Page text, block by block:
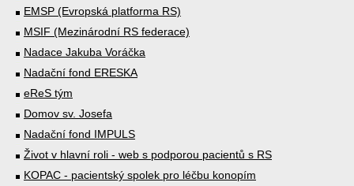
EMSP (Evropská platforma RS)
MSIF (Mezinárodní RS federace)
Nadace Jakuba Voráčka
Nadační fond ERESKA
eReS tým
Domov sv. Josefa
Nadační fond IMPULS
Život v hlavní roli - web s podporou pacientů s RS
KOPAC - pacientský spolek pro léčbu konopím